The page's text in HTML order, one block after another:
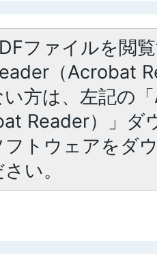
ファイルを閲
（Acrobat
方は、左記の
Reader）」ダ
フトウェアをダ
い。